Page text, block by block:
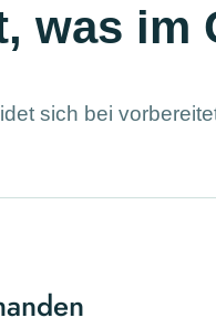
was im
sich bei